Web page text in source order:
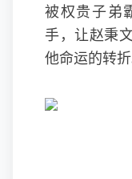
被权贵子弟
手，让赵秉
他命运的转折